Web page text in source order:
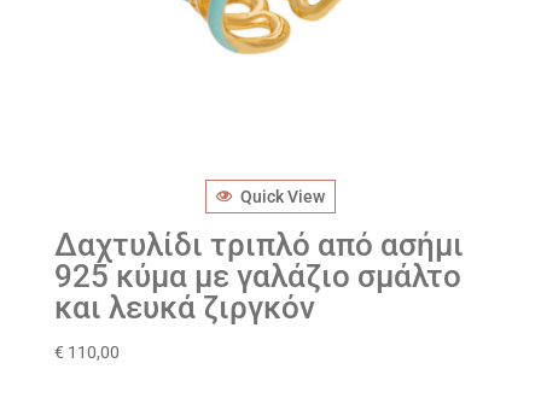
Quick View
Δαχτυλίδι τριπλό από ασήμι
925 κύμα με γαλάζιο σμάλτο
και λευκά ζιργκόν
€ 110,00